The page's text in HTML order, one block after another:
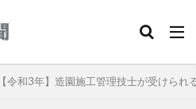
【令和3年】造園施工管理技士が受けら